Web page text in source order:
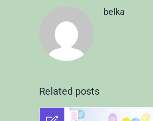
belka
Related posts